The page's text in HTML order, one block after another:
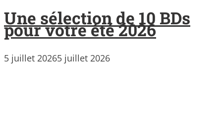
Une sélection de 10 BDs
pour votre été 2026
5 juillet 20265 juillet 2026